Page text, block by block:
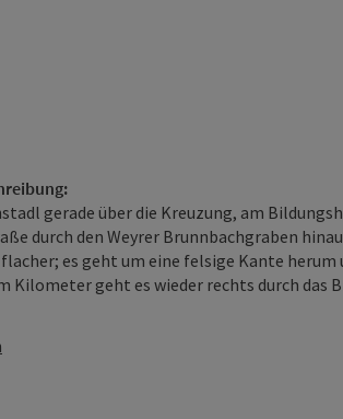
gerade über die Kreuzung, am
durch den Weyrer Brunnbachgraben
es geht um eine felsige Kante herum
Kilometer geht es wieder rechts durch das